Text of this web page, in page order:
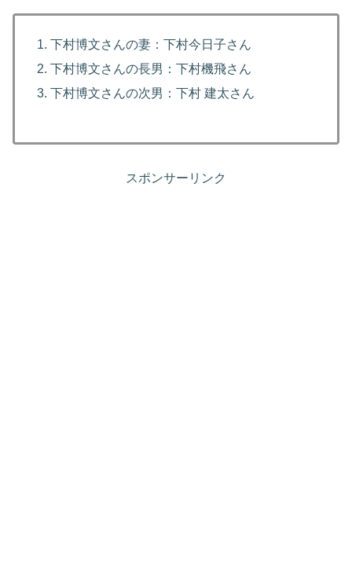
下村博文さんの妻：下村今日子さん
下村博文さんの長男：下村機飛さん
下村博文さんの次男：下村 建太さん
スポンサーリンク